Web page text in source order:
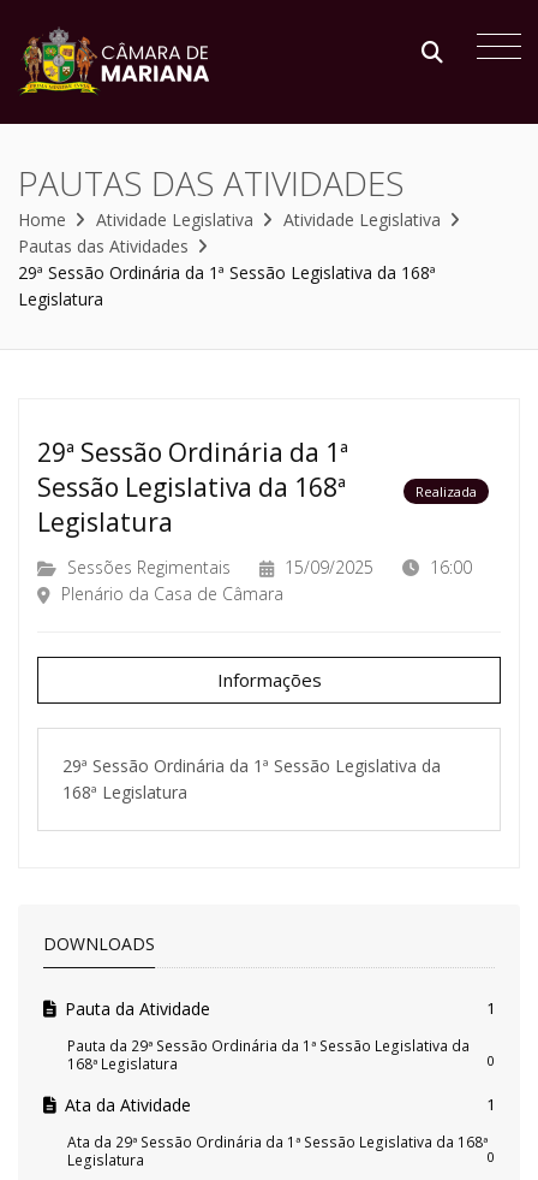
PAUTAS DAS ATIVIDADES
Home Atividade Legislativa
Atividade Legislativa
Pautas das Atividades
29ª Sessão Ordinária da 1ª Sessão Legislativa da 168ª
Legislatura
29ª Sessão Ordinária da 1ª
Sessão Legislativa da 168ª
Legislatura
Realizada
Sessões Regimentais 15/09/2025
16:00
Plenário da Casa de Câmara
Informações
29ª Sessão Ordinária da 1ª Sessão Legislativa da
168ª Legislatura
DOWNLOADS
Pauta da Atividade 1
Pauta da 29ª Sessão Ordinária da 1ª Sessão Legislativa da
168ª Legislatura
0
Ata da Atividade 1
Ata da 29ª Sessão Ordinária da 1ª Sessão Legislativa da 168ª
Legislatura
0